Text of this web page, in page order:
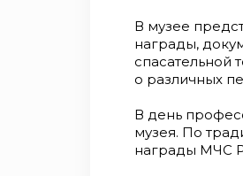
В музее
награды,
спасательной
о различных
В день
музея. По
награды МЧС